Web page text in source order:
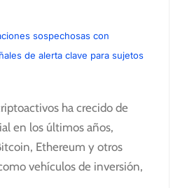
sospechosas con
de alerta clave para sujetos
ha crecido de
en los últimos años,
Ethereum y otros
vehículos de inversión,